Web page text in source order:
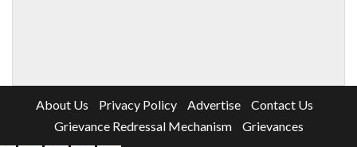
About Us Privacy Policy Advertise
Contact Us
Grievance Redressal Mechanism
Grievances